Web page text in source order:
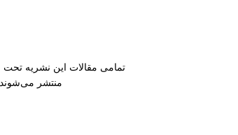
منتشر می‌شوند.